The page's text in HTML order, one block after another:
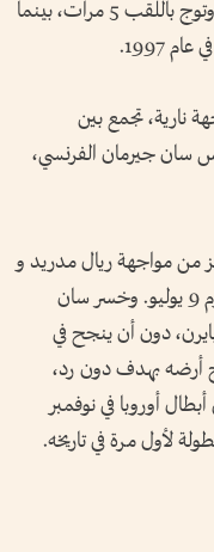
مشواره بالبطولة بنظاميها القديم والحديث، وتوج باللقب 5 مرات، بينما
1997.
نارية، تجمع بين
سان جيرمان الفرنسي،
من مواجهة ريال مدريد و
بوروسيا دورتموند، في نصف نهائي المونديال يوم 9 يوليو. وخسر سان
دون أن ينجح في
أرضه بهدف دون رد،
أوروبا في نوفمبر